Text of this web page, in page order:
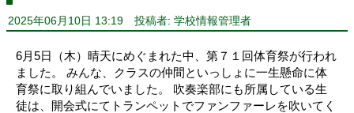
2025年06月10日 13:19 投稿者: 学校情報管理者
6月5日（木）晴天にめぐまれた中、第７１回体育祭が行われ
ました。 みんな、クラスの仲間といっしょに一生懸命に体
育祭に取り組んでいました。 吹奏楽部にも所属している生
徒は、開会式にてトランペットでファンファーレを吹いてく